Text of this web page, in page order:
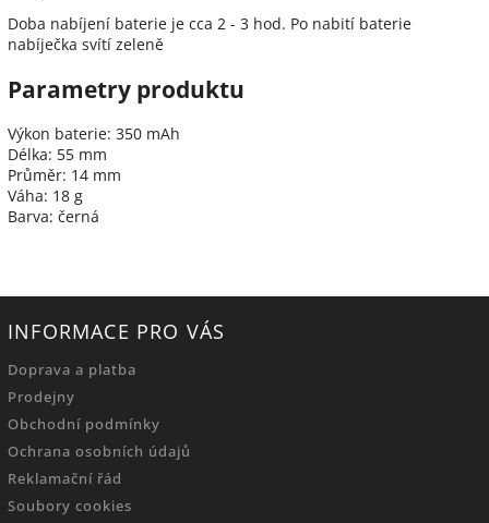
Doba nabíjení baterie je cca 2 - 3 hod. Po nabití baterie
nabíječka svítí zeleně
Parametry produktu
Výkon baterie: 350 mAh
Délka: 55 mm
Průměr: 14 mm
Váha: 18 g
Barva: černá
INFORMACE PRO VÁS
Doprava a platba
Prodejny
Obchodní podmínky
Ochrana osobních údajů
Reklamační řád
Soubory cookies